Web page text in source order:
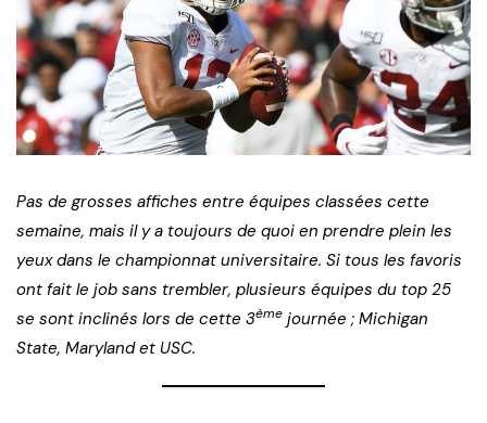
Pas de grosses affiches entre équipes classées cette
semaine, mais il y a toujours de quoi en prendre plein les
yeux dans le championnat universitaire. Si tous les favoris
ont fait le job sans trembler, plusieurs équipes du top 25
se sont inclinés lors de cette 3ème journée ; Michigan
State, Maryland et USC.